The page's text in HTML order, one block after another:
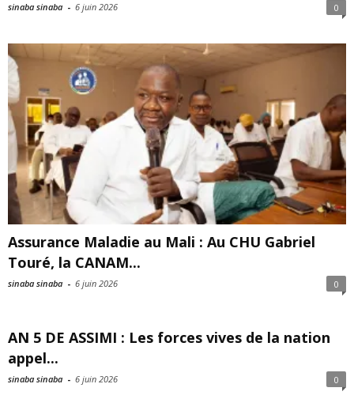
sinaba sinaba - 6 juin 2026 0
Assurance Maladie au Mali : Au CHU Gabriel
Touré, la CANAM...
sinaba sinaba - 6 juin 2026 0
AN 5 DE ASSIMI : Les forces vives de la nation
appel...
sinaba sinaba - 6 juin 2026 0